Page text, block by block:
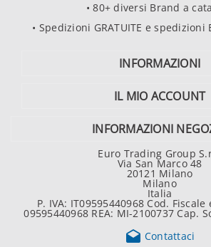
• 80+ diversi Brand a
• Spedizioni GRATUITE e spedizioni
INFORMAZIONI
IL MIO ACCOUNT
INFORMAZIONI
Euro Trading Group
Via San Marco 48
20121 Milano
Milano
Italia
P. IVA: IT09595440968 Cod.
09595440968 REA: MI-2100737 Cap.
 Contattaci